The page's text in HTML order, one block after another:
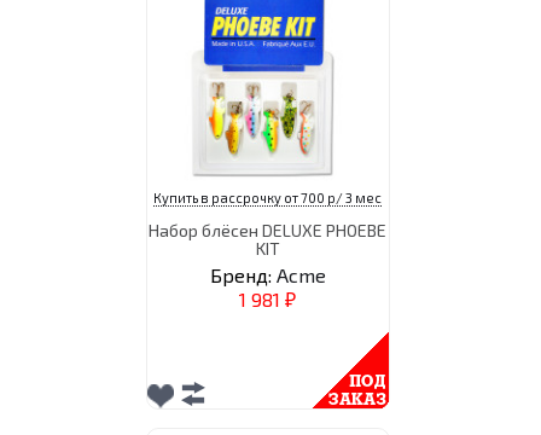
Купить в рассрочку от 700 р/ 3 мес
Набор блёсен DELUXE PHOEBE
KIT
Бренд: Acme
1 981 ₽